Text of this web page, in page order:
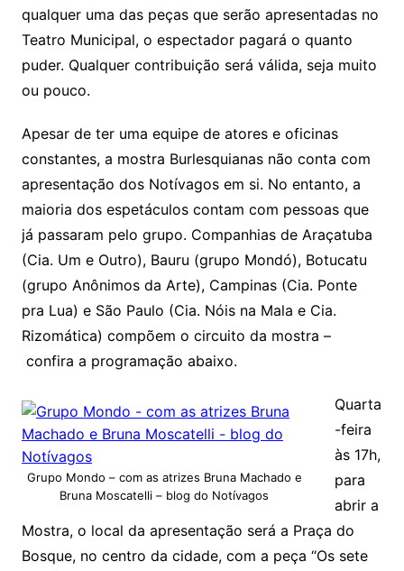
qualquer uma das peças que serão apresentadas no
Teatro Municipal, o espectador pagará o quanto
puder. Qualquer contribuição será válida, seja muito
ou pouco.
Apesar de ter uma equipe de atores e oficinas
constantes, a mostra Burlesquianas não conta com
apresentação dos Notívagos em si. No entanto, a
maioria dos espetáculos contam com pessoas que
já passaram pelo grupo. Companhias de Araçatuba
(Cia. Um e Outro), Bauru (grupo Mondó), Botucatu
(grupo Anônimos da Arte), Campinas (Cia. Ponte
pra Lua) e São Paulo (Cia. Nóis na Mala e Cia.
Rizomática) compõem o circuito da mostra –
confira a programação abaixo.
Grupo Mondo – com as atrizes Bruna Machado e
Bruna Moscatelli – blog do Notívagos
Quarta
-feira
às 17h,
para
abrir a
Mostra, o local da apresentação será a Praça do
Bosque, no centro da cidade, com a peça “Os sete